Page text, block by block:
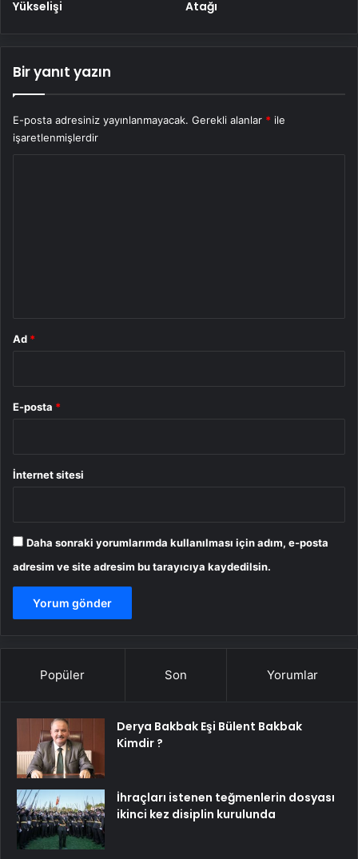
Yükselişi Atağı
Bir yanıt yazın
E-posta adresiniz yayınlanmayacak. Gerekli alanlar * ile
işaretlenmişlerdir
Ad *
E-posta *
İnternet sitesi
Daha sonraki yorumlarımda kullanılması için adım, e-posta
adresim ve site adresim bu tarayıcıya kaydedilsin.
Popüler Son Yorumlar
Derya Bakbak Eşi Bülent Bakbak
Kimdir ?
İhraçları istenen teğmenlerin dosyası
ikinci kez disiplin kurulunda